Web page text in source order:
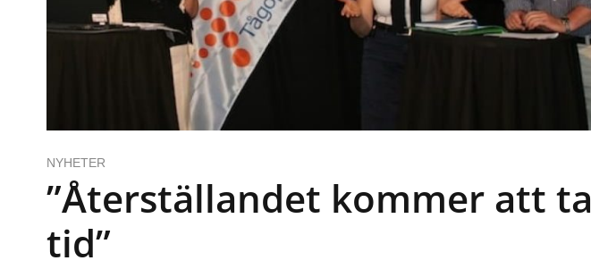
NYHETER
”Återställandet kommer att ta
tid”